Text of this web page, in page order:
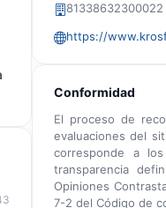
81338632300022
https://
Conformidad
El proceso de
evaluaciones del
corresponde a
transparencia
Opiniones
7-2 del Código de